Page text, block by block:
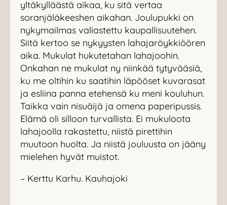
yltäkylläästä aikaa, ku sitä vertaa
soranjäläkeeshen aikahan. Joulupukki on
nykymailmas valiastettu kaupallisuutehen.
Siitä kertoo se nykyysten lahajaröykkiöören
aika. Mukulat hukutetahan lahajoohin.
Onkahan ne mukulat ny niinkää tytyvääsiä,
ku me oltihin ku saatihin läpööset kuvarasat
ja esliina panna etehensä ku meni kouluhun.
Taikka vain nisuäijä ja omena paperipussis.
Elämä oli silloon turvallista. Ei mukuloota
lahajoolla rakastettu, niistä pirettihin
muutoon huolta. Ja niistä jouluusta on jääny
mielehen hyvät muistot.
– Kerttu Karhu. Kauhajoki